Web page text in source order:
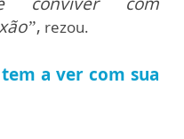
, rezou.
a ver com sua